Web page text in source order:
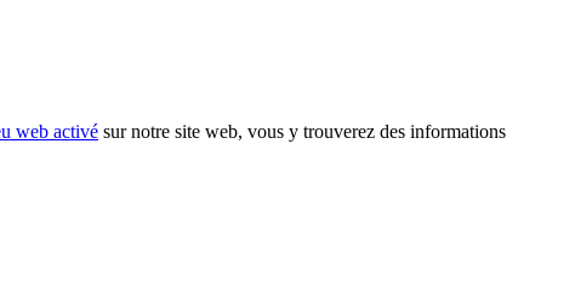
web activé sur notre site web, vous y trouverez des informations